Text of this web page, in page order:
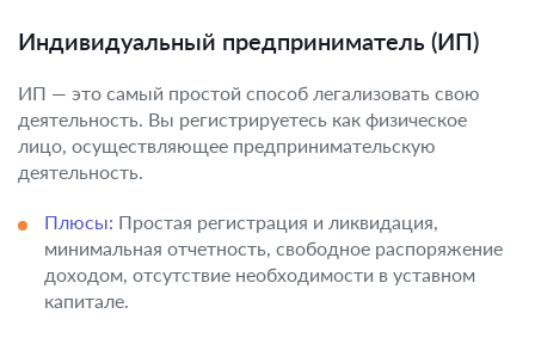
Индивидуальный предприниматель (ИП)
ИП — это самый простой способ легализовать свою
деятельность. Вы регистрируетесь как физическое
лицо, осуществляющее предпринимательскую
деятельность.
Плюсы: Простая регистрация и ликвидация,
минимальная отчетность, свободное распоряжение
доходом, отсутствие необходимости в уставном
капитале.